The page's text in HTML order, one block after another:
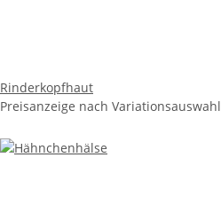
Rinderkopfhaut
Preisanzeige nach Variationsauswahl